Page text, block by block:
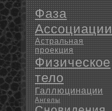
Фаза
Ассоциации
Астральная
проекция
Физическое
тело
Галлюцинации
Ангелы